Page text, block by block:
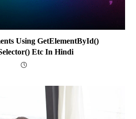
Using GetElementById()
Etc In Hindi